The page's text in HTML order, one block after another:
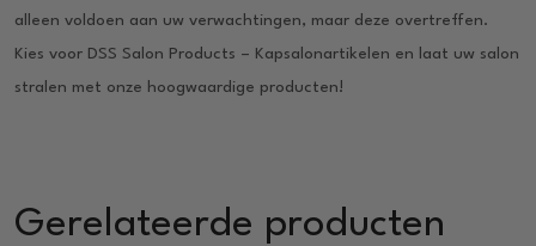
alleen voldoen aan uw verwachtingen, maar deze overtreffen.
Kies voor DSS Salon Products – Kapsalonartikelen en laat uw salon
stralen met onze hoogwaardige producten!
Gerelateerde producten